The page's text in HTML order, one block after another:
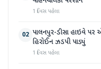
1 દિવસ પહેલા
02 પાલનપુર-ડીસા હાઇવે પર
હિરોઈન ઝડપી પાડ્યું
1 દિવસ પહેલા